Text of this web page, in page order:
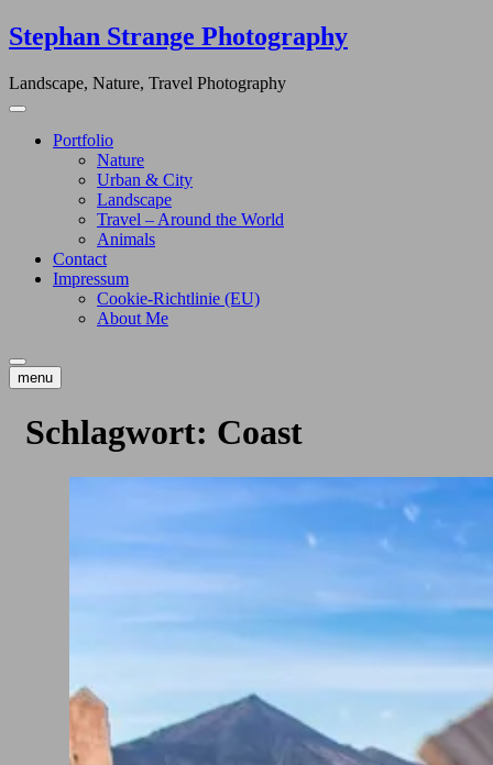
Skip
to
Stephan Strange Photography
Landscape, Nature, Travel Photography
Portfolio
Nature
Urban & City
Landscape
Travel – Around the World
Animals
Contact
Impressum
Cookie-Richtlinie (EU)
About Me
menu
Schlagwort: Coast